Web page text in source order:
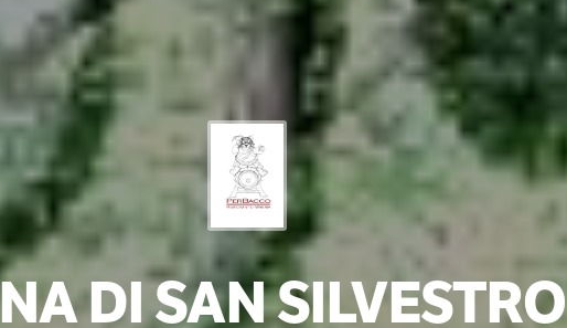
DI SAN SILVESTRO